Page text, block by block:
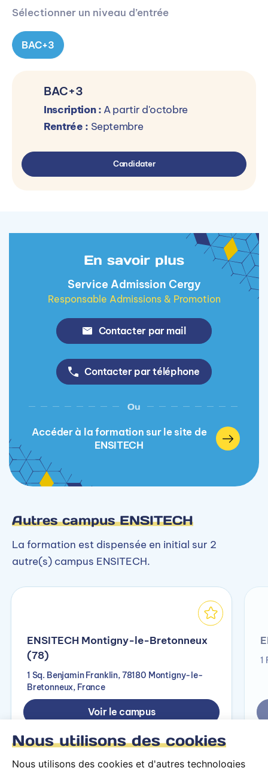
Nous utilisons des cookies
Nous utilisons des cookies et d'autres technologies
Sélectionner un niveau d’entrée
BAC+3
BAC+3
Inscription : A partir d'octobre
Rentrée : Septembre
Candidater
En savoir plus
Service Admission Cergy
Responsable Admissions & Promotion
Contacter par mail
Contacter par téléphone
Ou
Accéder à la formation sur le site de
ENSITECH
Autres campus ENSITECH
La formation est dispensée en initial sur 2
autre(s) campus ENSITECH.
ENSITECH Montigny-le-Bretonneux
(78)
1 Sq. Benjamin Franklin, 78180 Montigny-le-
Bretonneux, France
Voir le campus
1
Autres campus ENSITECH
La formation est dispensée en alternance sur 2
autre(s) campus ENSITECH.
ENSITECH Montigny-le-Bretonneux
1 Sq. Benjamin Franklin, 78180 Montigny-le-
Bretonneux, France